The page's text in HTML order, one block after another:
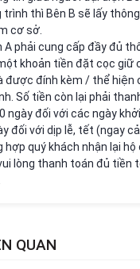
thì Bên B sẽ lấy
cơ sở.
A phải cung cấp đầy đủ
khoản tiền đặt cọc giữ
được đính kèm / thể hiện
Số tiền còn lại phải
ngày đối với các ngày
đối với dịp lễ, tết (ngay
hợp quý khách nhận lại
lòng thanh toán đủ tiền
QUAN